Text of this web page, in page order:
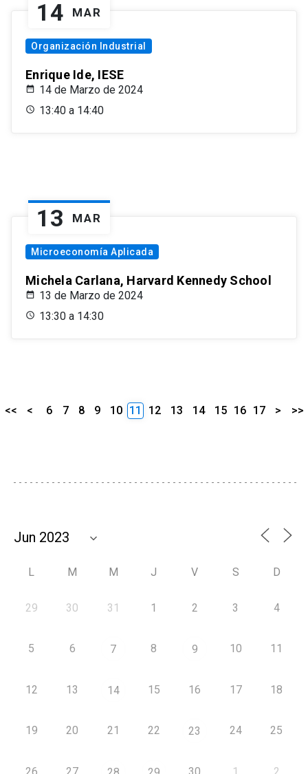
14 MAR
Organización Industrial
Enrique Ide, IESE
14 de Marzo de 2024
13:40 a 14:40
13 MAR
Microeconomía Aplicada
Michela Carlana, Harvard Kennedy School
13 de Marzo de 2024
13:30 a 14:30
<< < 6 7 8 9 10 11 12 13 14 15 16 17 > >>
L M M J V S D
29 30 31 1 2 3 4
5 6 7 8 9 10 11
12 13 14 15 16 17 18
19 20 21 22 23 24 25
26 27 30 1 2